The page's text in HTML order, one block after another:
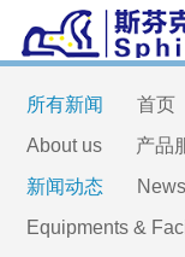
所有新闻 首页
About us
产品
新闻动态
News
Equipments &